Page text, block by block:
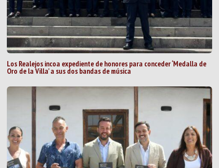
Los Realejos incoa expediente de honores para conceder ‘Medalla de
Oro de la Villa’ a sus dos bandas de música